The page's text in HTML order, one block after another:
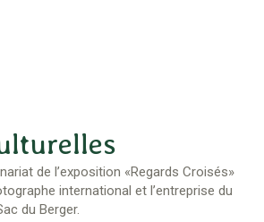
de l’exposition «Regards Croisés»
international et l’entreprise du
du Berger.